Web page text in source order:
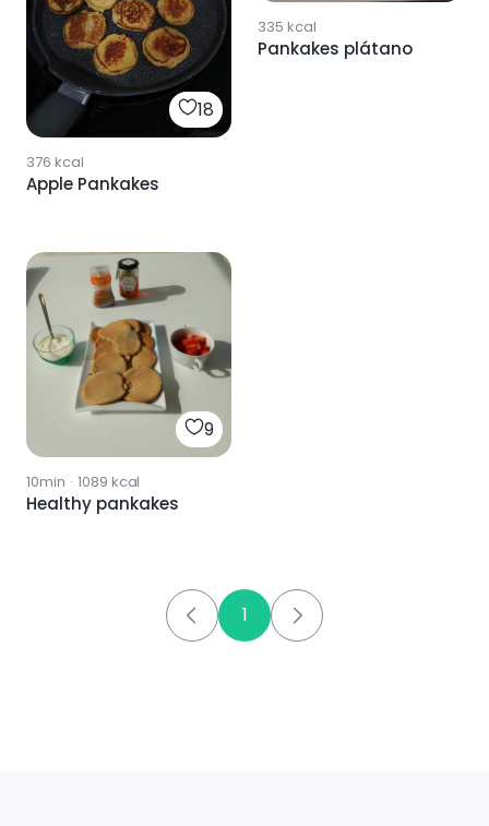
18
376 kcal
Apple Pankakes
335 kcal
Pankakes plátano
9
10min · 1089 kcal
Healthy pankakes
1